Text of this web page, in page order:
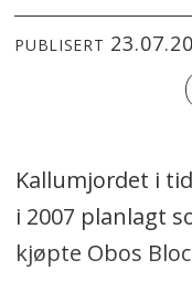
PUBLISERT
Kallumjordet i
i 2007 planlagt
kjøpte Obos